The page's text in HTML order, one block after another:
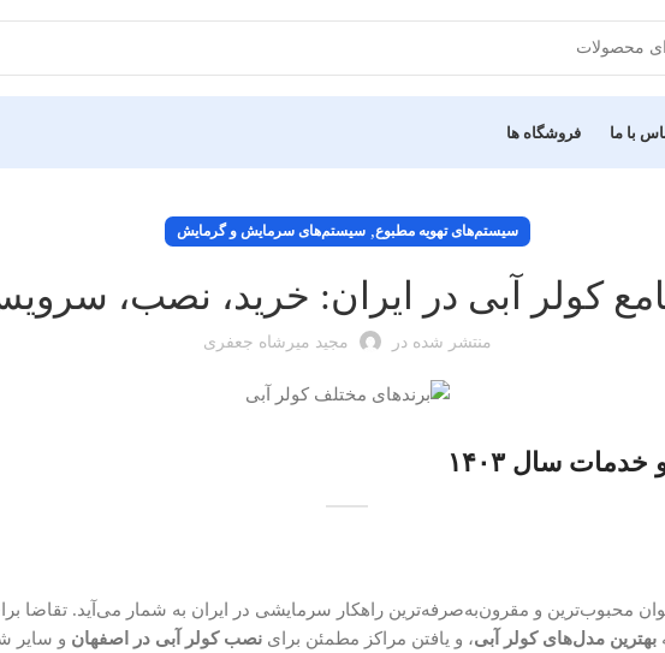
با ما فروشگاه ها
سیستم‌های تهویه مطبوع,سیستم‌های سرمایش و گرمایش
کولر آبی در ایران: خرید، نصب،
منتشر شده در مجید میرشاه جعفری
سال ۱۴۰۳
محبوب‌ترین و مقرون‌به‌صرفه‌ترین راهکار سرمایشی در ایران به شمار می‌آید. تقاضا
بهترین مدل‌های کولر آبی، و یافتن مراکز مطمئن برای نصب کولر آبی در اصفهان و سایر